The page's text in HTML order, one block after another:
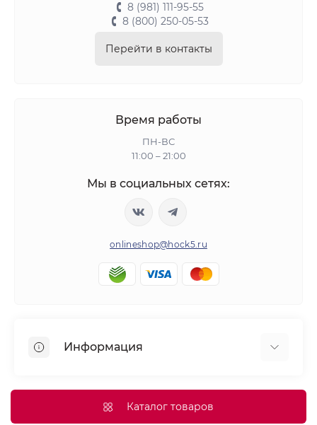
8 (981) 111-95-55
8 (800) 250-05-53
Перейти в контакты
Время работы
ПН-ВС
11:00 – 21:00
Мы в социальных сетях:
onlineshop@hock5.ru
Информация
Каталог товаров